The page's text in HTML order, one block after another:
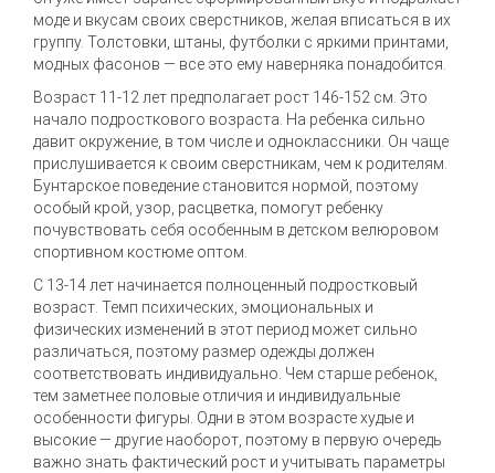
моде и вкусам своих сверстников, желая вписаться в их
группу. Толстовки, штаны, футболки с яркими принтами,
модных фасонов — все это ему наверняка понадобится.
Возраст 11-12 лет предполагает рост 146-152 см. Это
начало подросткового возраста. На ребенка сильно
давит окружение, в том числе и одноклассники. Он чаще
прислушивается к своим сверстникам, чем к родителям.
Бунтарское поведение становится нормой, поэтому
особый крой, узор, расцветка, помогут ребенку
почувствовать себя особенным в детском велюровом
спортивном костюме оптом.
С 13-14 лет начинается полноценный подростковый
возраст. Темп психических, эмоциональных и
физических изменений в этот период может сильно
различаться, поэтому размер одежды должен
соответствовать индивидуально. Чем старше ребенок,
тем заметнее половые отличия и индивидуальные
особенности фигуры. Одни в этом возрасте худые и
высокие — другие наоборот, поэтому в первую очередь
важно знать фактический рост и учитывать параметры